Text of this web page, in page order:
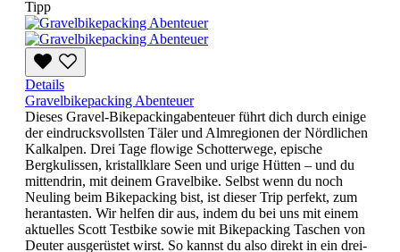
Tipp
Details
Gravelbikepacking Abenteuer
Dieses Gravel-Bikepackingabenteuer führt dich durch einige
der eindrucksvollsten Täler und Almregionen der Nördlichen
Kalkalpen. Drei Tage flowige Schotterwege, epische
Bergkulissen, kristallklare Seen und urige Hütten – und du
mittendrin, mit deinem Gravelbike. Selbst wenn du noch
Neuling beim Bikepacking bist, ist dieser Trip perfekt, zum
herantasten. Wir helfen dir aus, indem du bei uns mit einem
aktuelles Scott Testbike sowie mit Bikepacking Taschen von
Deuter ausgerüstet wirst. So kannst du also direkt in ein drei-